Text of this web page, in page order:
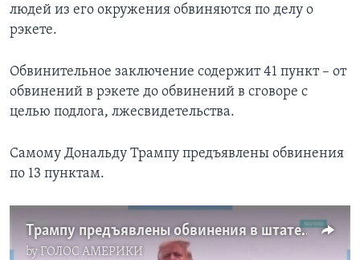
людей из его окружения обвиняются по делу о
рэкете.
Обвинительное заключение содержит 41 пункт – от
обвинений в рэкете до обвинений в сговоре с
целью подлога, лжесвидетельства.
Самому Дональду Трампу предъявлены обвинения
по 13 пунктам.
Трампу предъявлены обвинения в штате Джорджия
byГОЛОС АМЕРИКИ